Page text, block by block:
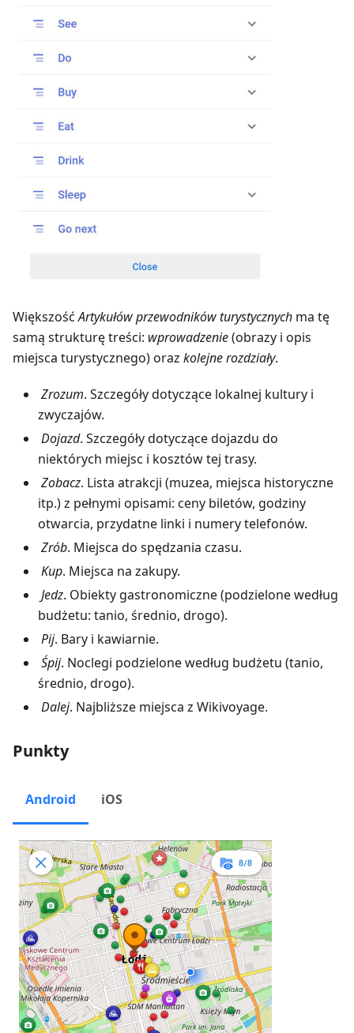
WiększośćArtykułów przewodników turystycznych ma tę
samą strukturę treści: wprowadzenie(obrazy i opis
miejsca turystycznego) oraz kolejne rozdziały.
Zrozum. Szczegóły dotyczące lokalnej kultury i
zwyczajów.
Dojazd. Szczegóły dotyczące dojazdu do
niektórych miejsc i kosztów tej trasy.
Zobacz. Lista atrakcji (muzea, miejsca historyczne
itp.) z pełnymi opisami: ceny biletów, godziny
otwarcia, przydatne linki i numery telefonów.
Zrób. Miejsca do spędzania czasu.
Kup. Miejsca na zakupy.
Jedz. Obiekty gastronomiczne (podzielone według
budżetu: tanio, średnio, drogo).
Pij. Bary i kawiarnie.
Śpij. Noclegi podzielone według budżetu (tanio,
średnio, drogo).
Dalej. Najbliższe miejsca z Wikivoyage.
Punkty
Android iOS